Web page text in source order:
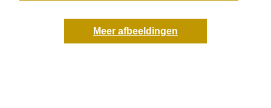
Meer afbeeldingen